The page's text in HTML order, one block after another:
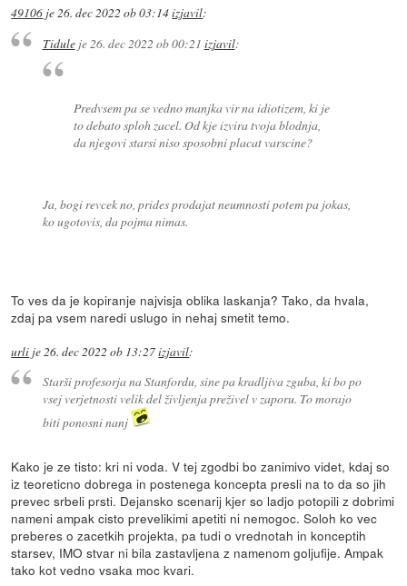
49106 je26. dec 2022 ob 03:14izjavil:
Tiduleje26. dec 2022 ob 00:21 izjavil:
Predvsem pa se vedno manjka vir na idiotizem, ki je
to debato sploh zacel. Od kje izvira tvoja blodnja,
da njegovi starsi niso sposobni placat varscine?
Ja, bogi revcek no, prides prodajat neumnosti potem pa jokas,
ko ugotovis, da pojma nimas.
To ves da je kopiranje najvisja oblika laskanja? Tako, da hvala,
zdaj pa vsem naredi uslugo in nehaj smetit temo.
urli je26. dec 2022 ob 13:27izjavil:
Starši profesorja na Stanfordu, sine pa kradljiva zguba, ki bo po
vsej verjetnosti velik del življenja preživel v zaporu. To morajo
biti ponosni nanj
Kako je ze tisto: kri ni voda. V tej zgodbi bo zanimivo videt, kdaj so
iz teoreticno dobrega in postenega koncepta presli na to da so jih
prevec srbeli prsti. Dejansko scenarij kjer so ladjo potopili z dobrimi
nameni ampak cisto prevelikimi apetiti ni nemogoc. Soloh ko vec
preberes o zacetkih projekta, pa tudi o vrednotah in konceptih
starsev, IMO stvar ni bila zastavljena z namenom goljufije. Ampak
tako kot vedno vsaka moc kvari.